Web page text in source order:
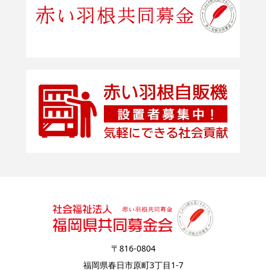
〒816-0804
福岡県春日市原町3丁目1-7